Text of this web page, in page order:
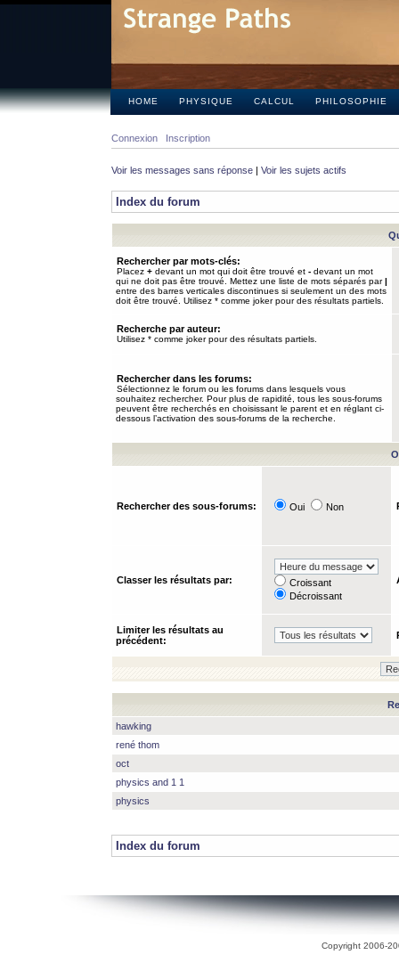
HOME PHYSIQUE CALCUL PHILOSOPHIE
Connexion Inscription
Voir les messages sans réponse | Voir les sujets actifs
Index du forum
Rechercher par mots-clés:
Placez + devant un mot qui doit être trouvé et - devant un mot
qui ne doit pas être trouvé. Mettez une liste de mots séparés par|
entre des barres verticales discontinues si seulement un des mots
doit être trouvé. Utilisez * comme joker pour des résultats partiels.
Recherche par auteur:
Utilisez * comme joker pour des résultats partiels.
Rechercher dans les forums:
Sélectionnez le forum ou les forums dans lesquels vous
souhaitez rechercher. Pour plus de rapidité, tous les sous-forums
peuvent être recherchés en choisissant le parent et en réglant ci-
dessous l’activation des sous-forums de la recherche.
Rechercher des sous-forums: Oui Non
Classer les résultats par:
Croissant
Décroissant
Limiter les résultats au
précédent:
hawking
rené thom
oct
physics and 1 1
physics
Index du forum
Copyright 2006-